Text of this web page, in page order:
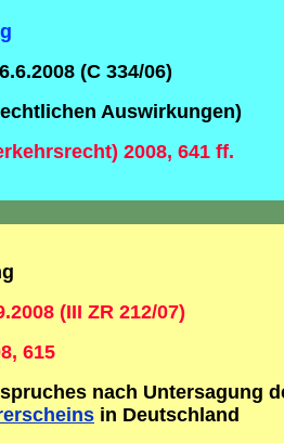
(C 334/06)
Auswirkungen)
2008, 641 ff.
(III ZR 212/07)
615
nach Untersagung
in Deutschland